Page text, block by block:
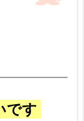
です